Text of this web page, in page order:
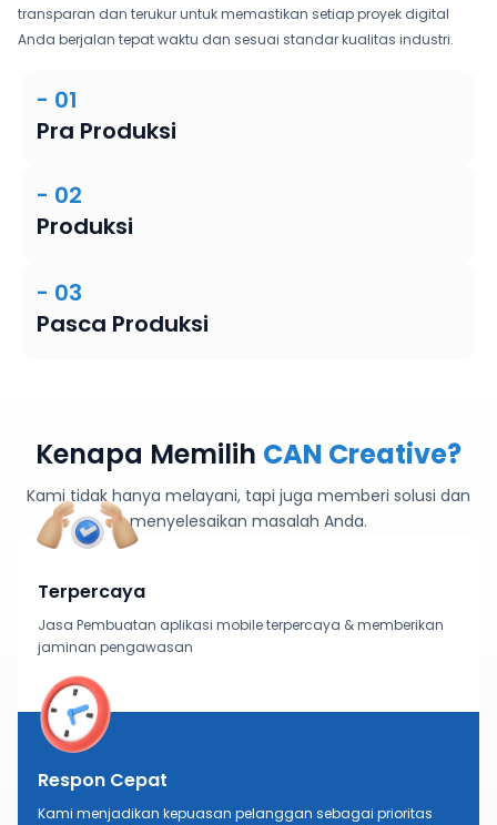
transparan dan terukur untuk memastikan setiap proyek digital
Anda berjalan tepat waktu dan sesuai standar kualitas industri.
- 01
Pra Produksi
- 02
Produksi
- 03
Pasca Produksi
Kenapa Memilih CAN Creative?
Kami tidak hanya melayani, tapi juga memberi solusi dan
menyelesaikan masalah Anda.
Terpercaya
Jasa Pembuatan aplikasi mobile terpercaya & memberikan
jaminan pengawasan
Respon Cepat
Kami menjadikan kepuasan pelanggan sebagai prioritas